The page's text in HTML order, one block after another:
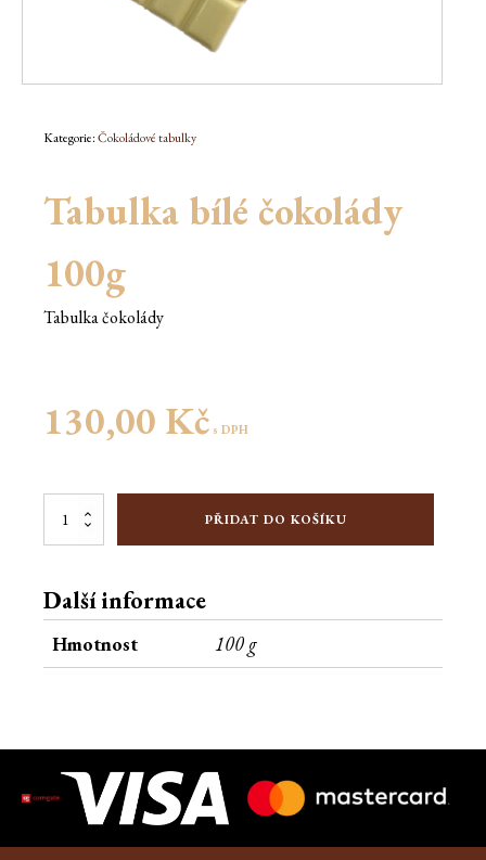
Kategorie:Čokoládové tabulky
Tabulka bílé čokolády
100g
Tabulka čokolády
130,00 Kč s DPH
Tabulka
množství
PŘIDAT DO KOŠÍKU
Další informace
Hmotnost 100 g